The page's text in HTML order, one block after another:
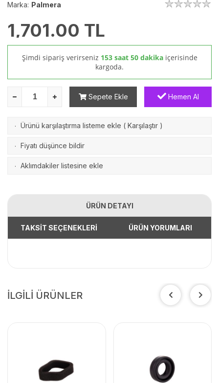
Marka: Palmera
1,701.00 TL
Şimdi sipariş verirseniz 153 saat 50 dakika içerisinde
kargoda.
Sepete Ekle Hemen Al
· Ürünü karşılaştırma listeme ekle ( Karşılaştır )
· Fiyatı düşünce bildir
· Aklımdakiler listesine ekle
ÜRÜN DETAYI
TAKSİT SEÇENEKLERİ ÜRÜN YORUMLARI
İLGİLİ ÜRÜNLER